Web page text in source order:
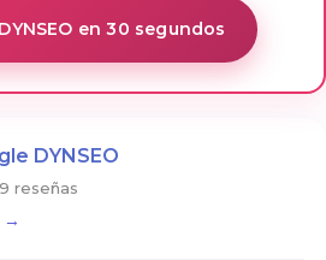
en 30 segundos
DYNSEO
reseñas
→